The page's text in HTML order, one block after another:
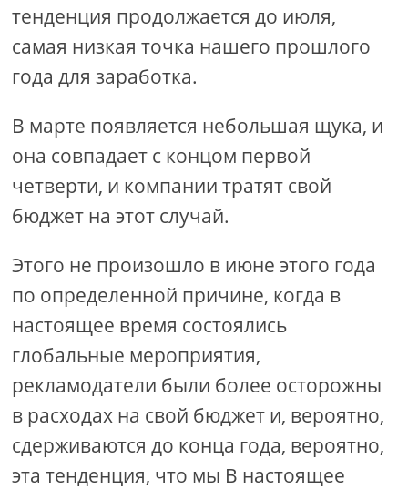
тенденция продолжается до июля,
самая низкая точка нашего прошлого
года для заработка.
В марте появляется небольшая щука, и
она совпадает с концом первой
четверти, и компании тратят свой
бюджет на этот случай.
Этого не произошло в июне этого года
по определенной причине, когда в
настоящее время состоялись
глобальные мероприятия,
рекламодатели были более осторожны
в расходах на свой бюджет и, вероятно,
сдерживаются до конца года, вероятно,
эта тенденция, что мы В настоящее